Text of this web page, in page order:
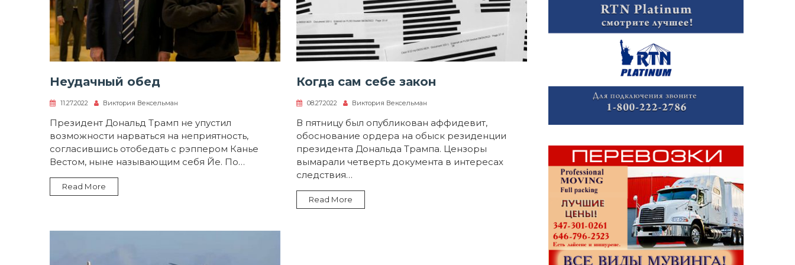
Неудачный обед
11.27.2022 Виктория Вексельман
Президент Дональд Трамп не упустил
возможности нарваться на неприятность,
согласившись отобедать с рэппером Канье
Вестом, ныне называющим себя Йе. По…
Read More
Когда сам себе закон
08.27.2022 Виктория Вексельман
В пятницу был опубликован аффидевит,
обоснование ордера на обыск резиденции
президента Дональда Трампа. Цензоры
вымарали четверть документа в интересах
следствия…
Read More